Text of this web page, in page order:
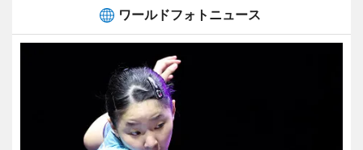
ワールドフォトニュース